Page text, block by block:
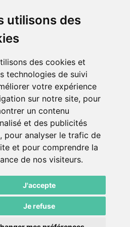
utilisons des
des cookies et
technologies de suivi
votre expérience
sur notre site, pour
un contenu
et des publicités
pour analyser le trafic de
et pour comprendre la
de nos visiteurs.
J'accepte
Je refuse
Neuchâtelois
725 03 03
05 05
Neuchâtel